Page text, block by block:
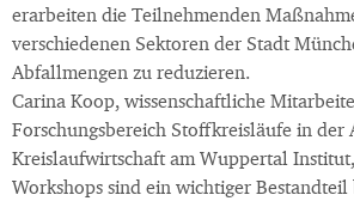
erarbeiten die Teilnehmenden
verschiedenen Sektoren der Stadt
Abfallmengen zu reduzieren.
Carina Koop, wissenschaftliche
Forschungsbereich Stoffkreisläufe in der
Kreislaufwirtschaft am Wuppertal
Workshops sind ein wichtiger Bestandteil